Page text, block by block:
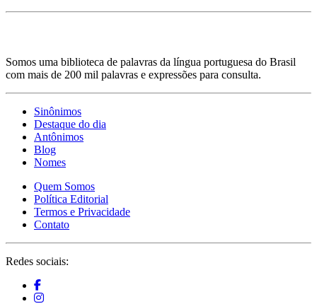
Somos uma biblioteca de palavras da língua portuguesa do Brasil
com mais de 200 mil palavras e expressões para consulta.
Sinônimos
Destaque do dia
Antônimos
Blog
Nomes
Quem Somos
Política Editorial
Termos e Privacidade
Contato
Redes sociais: